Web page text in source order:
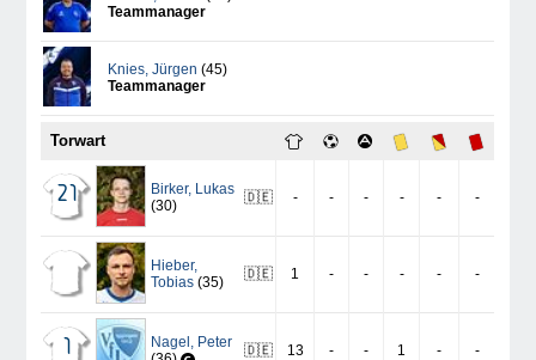
Teammanager
Knies,Jürgen (45)
Teammanager
Torwart
21 Birker, Lukas
(30)
🇩🇪 - - - - - -
Hieber,
Tobias (35) 🇩🇪 1 - - - - -
1 Nagel , Peter
🇩🇪 13 - - 1 - -